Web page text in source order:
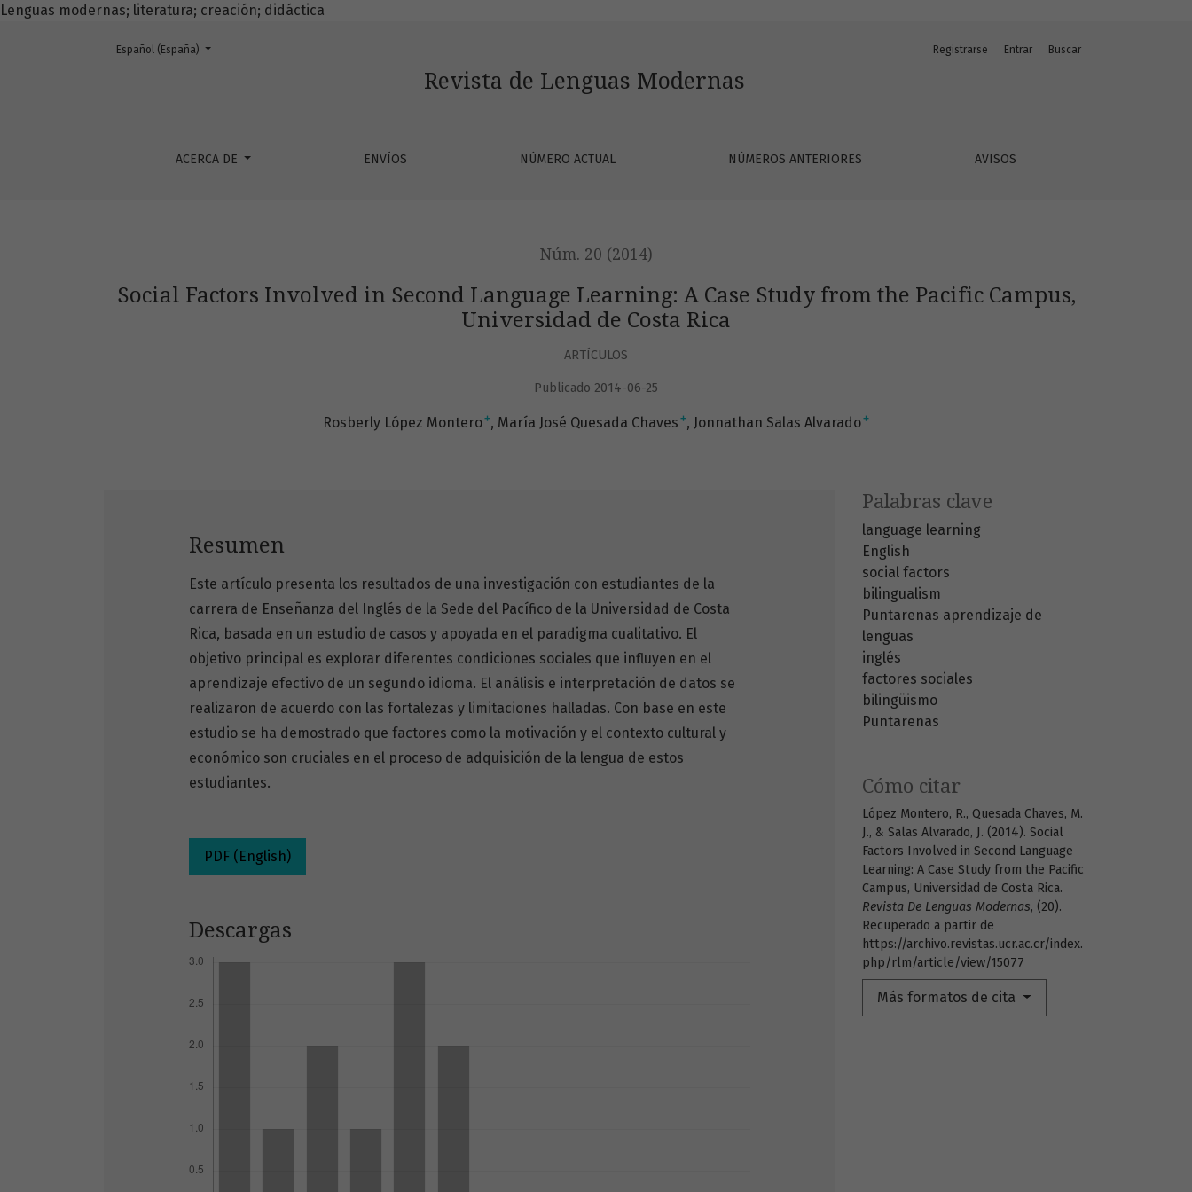
Lenguas modernas; literatura; creación; didáctica
Social Factors Involved in Second Language Learning: A Case Study from the Pacific Campus, Universidad de Costa Rica
Revista de Lenguas Modernas
ACERCA DE ENVÍOS NÚMERO ACTUAL NÚMEROS ANTERIORES AVISOS
Registrarse Entrar Buscar
Cambiar el idioma. El actual es:
Español (España)
Núm. 20 (2014)
Social Factors Involved in Second Language Learning: A Case Study from the Pacific Campus,
Universidad de Costa Rica
ARTÍCULOS
Publicado 2014-06-25
Rosberly López Montero+ María José Quesada Chaves + Jonnathan Salas Alvarado+
Palabras clave
language learning
English
social factors
bilingualism
Puntarenas aprendizaje de
lenguas
inglés
factores sociales
bilingüismo
Puntarenas
Cómo citar
López Montero, R., Quesada Chaves, M.
J., & Salas Alvarado, J. (2014). Social
Factors Involved in Second Language
Learning: A Case Study from the Pacific
Campus, Universidad de Costa Rica.
Revista De Lenguas Modernas, (20).
Recuperado a partir de
https://archivo.revistas.ucr.ac.cr/index.
php/rlm/article/view/15077
Más formatos de cita
Resumen
Este artículo presenta los resultados de una investigación con estudiantes de la
carrera de Enseñanza del Inglés de la Sede del Pacífico de la Universidad de Costa
Rica, basada en un estudio de casos y apoyada en el paradigma cualitativo. El
objetivo principal es explorar diferentes condiciones sociales que influyen en el
aprendizaje efectivo de un segundo idioma. El análisis e interpretación de datos se
realizaron de acuerdo con las fortalezas y limitaciones halladas. Con base en este
estudio se ha demostrado que factores como la motivación y el contexto cultural y
económico son cruciales en el proceso de adquisición de la lengua de estos
estudiantes.
PDF (English)
Descargas